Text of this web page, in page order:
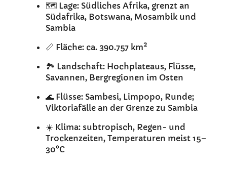
🗺️ Lage: Südliches Afrika, grenzt an
Südafrika, Botswana, Mosambik und
Sambia
📏 Fläche: ca. 390.757 km²
🏞️ Landschaft: Hochplateaus, Flüsse,
Savannen, Bergregionen im Osten
🌊 Flüsse: Sambesi, Limpopo, Runde;
Viktoriafälle an der Grenze zu Sambia
☀️ Klima: subtropisch, Regen- und
Trockenzeiten, Temperaturen meist 15–
30°C